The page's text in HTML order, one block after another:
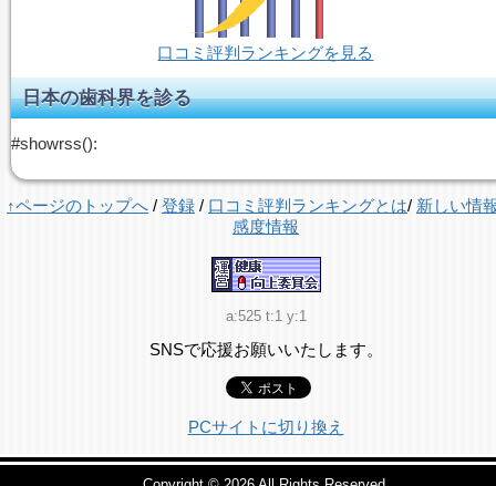
口コミ評判ランキングを見る
日本の歯科界を診る
#showrss():
↑ページのトップへ / 登録 / 口コミ評判ランキングとは/ 新しい情
感度情報
a:525 t:1 y:1
SNSで応援お願いいたします。
PCサイトに切り換え